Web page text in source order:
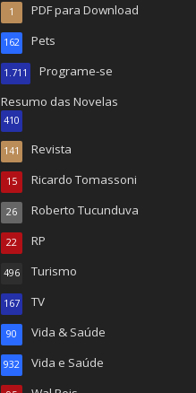
PDF para Download
1
Pets
162
Programe-se
1.711
Resumo das Novelas
410
Revista
141
Ricardo Tomassoni
15
Roberto Tucunduva
26
RP
22
Turismo
496
TV
167
Vida & Saúde
90
Vida e Saúde
932